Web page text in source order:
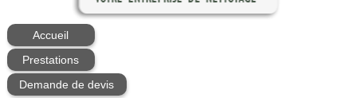
Accueil
Prestations
Demande de devis